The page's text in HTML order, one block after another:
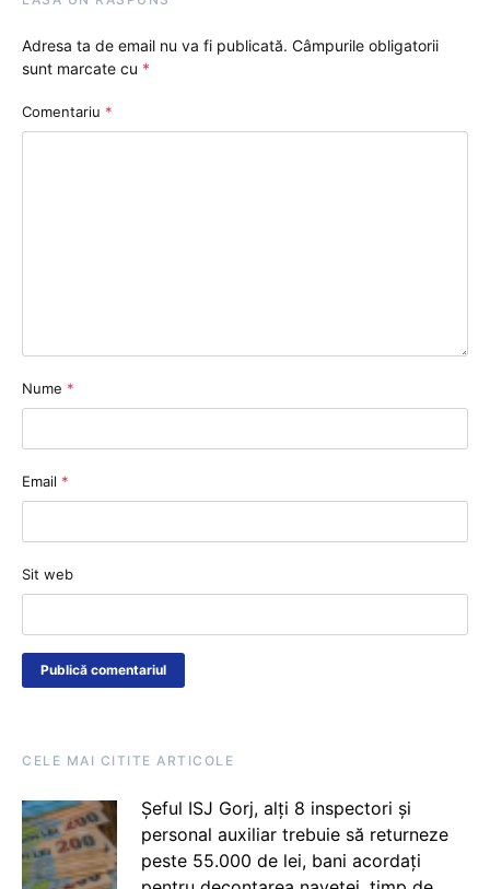
Adresa ta de email nu va fi publicată. Câmpurile obligatorii
sunt marcate cu *
Comentariu *
Nume *
Email *
Sit web
CELE MAI CITITE ARTICOLE
Șeful ISJ Gorj, alți 8 inspectori și
personal auxiliar trebuie să returneze
peste 55.000 de lei, bani acordați